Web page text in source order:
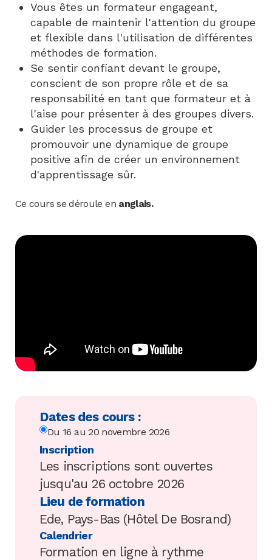
Vous êtes un formateur engageant,
capable de maintenir l'attention du groupe
et flexible dans l'utilisation de différentes
méthodes de formation.
Se sentir confiant devant le groupe,
conscient de son propre rôle et de sa
responsabilité en tant que formateur et à
l'aise pour présenter à des groupes divers.
Guider les processus de groupe et
promouvoir une dynamique de groupe
positive afin de créer un environnement
d'apprentissage sûr.
Ce cours se déroule en anglais.
Dates des cours :
Du 16 au 20 novembre 2026
Inscription
Les inscriptions sont ouvertes
jusqu'au 26 octobre 2026
Lieu de formation
Ede, Pays-Bas (Hôtel De Bosrand)
Calendrier
Formation en ligne à rythme